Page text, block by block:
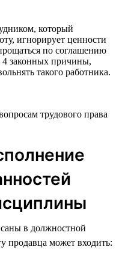
который
игнорирует ценности
по соглашению
4 законных причины,
такого работника.
трудового права
в должностной
продавца может входить: